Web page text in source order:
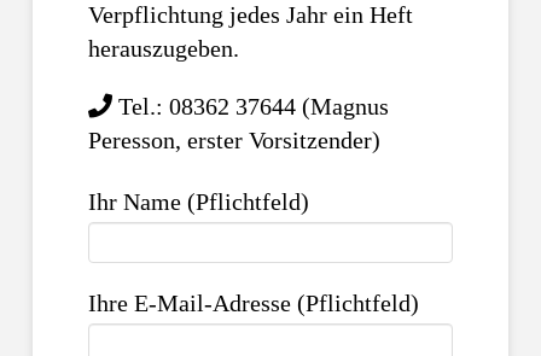
Verpflichtung jedes Jahr ein Heft
herauszugeben.
Tel.: 08362 37644 (Magnus
Peresson, erster Vorsitzender)
Ihr Name (Pflichtfeld)
Ihre E-Mail-Adresse (Pflichtfeld)